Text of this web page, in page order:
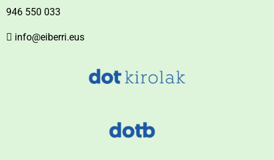
946 550 033
info@eiberri.eus